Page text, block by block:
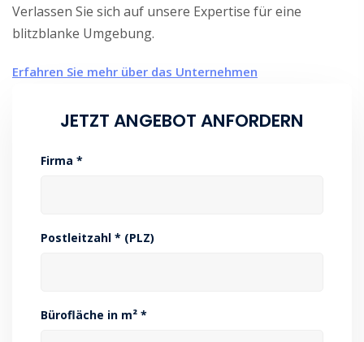
Verlassen Sie sich auf unsere Expertise für eine
blitzblanke Umgebung.
Erfahren Sie mehr über das Unternehmen
JETZT ANGEBOT ANFORDERN
Firma *
Postleitzahl * (PLZ)
Bürofläche in m² *